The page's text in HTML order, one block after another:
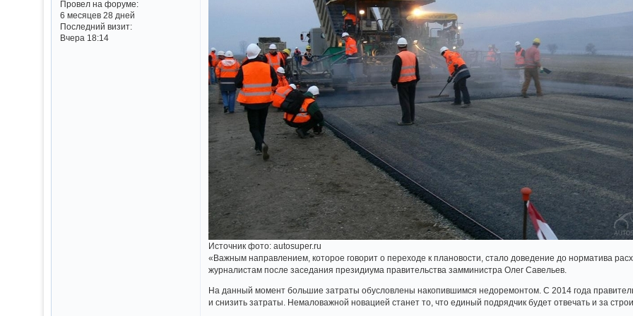
Провел на форуме:
6 месяцев 28 дней
Последний визит:
Вчера 18:14
Источник фото: autosuper.ru
«Важным направлением, которое говорит о переходе к плановости, стало доведение до норматива
журналистам после заседания президиума правительства замминистра Олег Савельев.
На данный момент большие затраты обусловлены накопившимся недоремонтом. С 2014 года
и снизить затраты. Немаловажной новацией станет то, что единый подрядчик будет отвечать и за